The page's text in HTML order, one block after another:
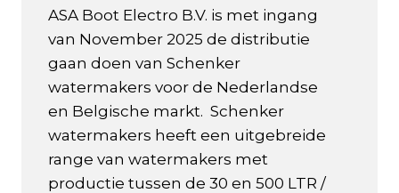
ASA Boot Electro B.V. is met ingang
van November 2025 de distributie
gaan doen van Schenker
watermakers voor de Nederlandse
en Belgische markt. Schenker
watermakers heeft een uitgebreide
range van watermakers met
productie tussen de 30 en 500 LTR /